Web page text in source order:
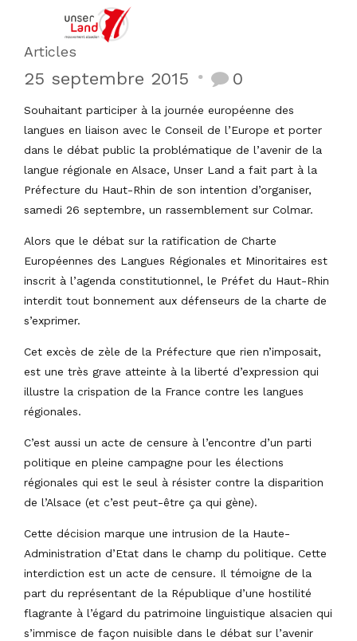
Articles
25 septembre 2015 0
Souhaitant participer à la journée européenne des
langues en liaison avec le Conseil de l’Europe et porter
dans le débat public la problématique de l’avenir de la
langue régionale en Alsace, Unser Land a fait part à la
Préfecture du Haut-Rhin de son intention d’organiser,
samedi 26 septembre, un rassemblement sur Colmar.
Alors que le débat sur la ratification de Charte
Européennes des Langues Régionales et Minoritaires est
inscrit à l’agenda constitutionnel, le Préfet du Haut-Rhin
interdit tout bonnement aux défenseurs de la charte de
s’exprimer.
Cet excès de zèle de la Préfecture que rien n’imposait,
est une très grave atteinte à la liberté d’expression qui
illustre la crispation de la France contre les langues
régionales.
C’est aussi un acte de censure à l’encontre d’un parti
politique en pleine campagne pour les élections
régionales qui est le seul à résister contre la disparition
de l’Alsace (et c’est peut-être ça qui gène).
Cette décision marque une intrusion de la Haute-
Administration d’Etat dans le champ du politique. Cette
interdiction est un acte de censure. Il témoigne de la
part du représentant de la République d’une hostilité
flagrante à l’égard du patrimoine linguistique alsacien qui
s’immisce de façon nuisible dans le débat sur l’avenir